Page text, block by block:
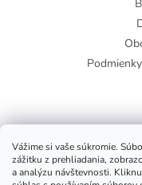
Vážime si vaše súkromie.
zážitku z prehliadania,
a analýzu návštevnosti.